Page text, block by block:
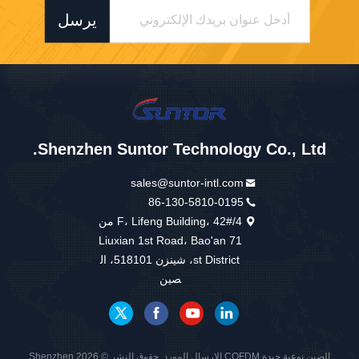
يرسل
Shenzhen Suntor Technology Co., Ltd.
sales@suntor-intl.com
86-130-5810-0195
4/F، Lifeng Building، 42# من
Liuxian 1st Road، Bao'an 71
st District، شينزن 518101، ال
صين